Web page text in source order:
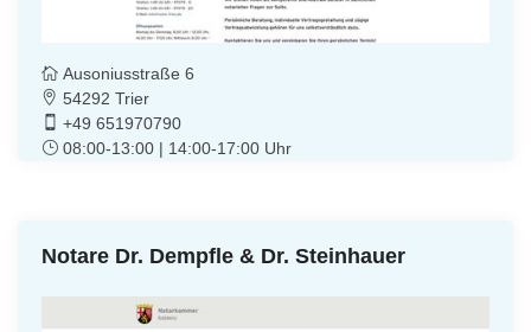
Ausoniusstraße 6
54292 Trier
+49 651970790
08:00-13:00 | 14:00-17:00 Uhr
Notare Dr. Dempfle & Dr. Steinhauer